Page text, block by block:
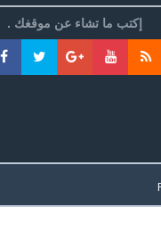
إكتب ما تشاء عن موقغك .